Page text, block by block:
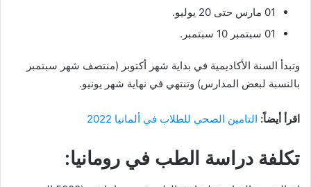
01 مارس حتى 20 يوليو.
01 سبتمبر 10 سبتمبر.
وتبدأ السنة الأكاديمية في بداية شهر أكتوبر (منتصف شهر سبتمبر
بالنسبة لبعض المدارس) وتنتهي في نهاية شهر يونيو.
اقرأ أيضاً: التامين الصحي للطلاب في ألمانيا 2022
تكلفة دراسة الطب في رومانيا: